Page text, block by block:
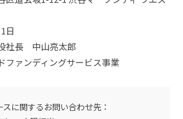
日
社長 中山亮太郎
ファンディングサービス事業
に関するお問い合わせ先：